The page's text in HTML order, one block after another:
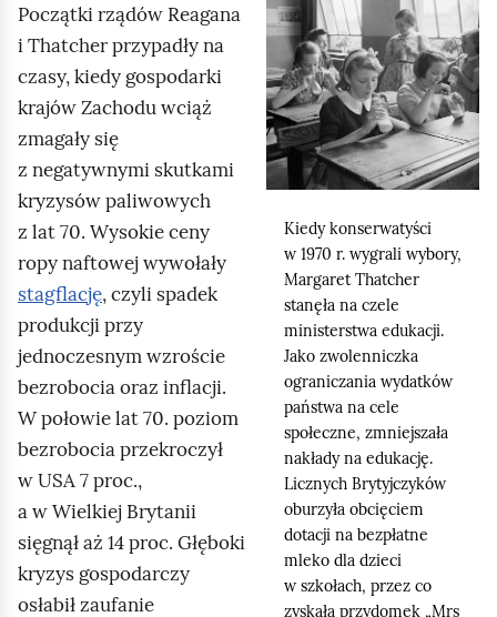
m
i
ć
p
o
d
g
l
ą
d
l
k
n
i
j
Kiedy konserwatyści
w 1970 r. wygrali wybory,
MargaretThatcher
stanęła na czele
ministerstwa edukacji.
Jako zwolenniczka
ograniczania wydatków
państwa na cele
społeczne, zmniejszała
nakłady na edukację.
Licznych Brytyjczyków
oburzyła obcięciem
dotacji na bezpłatne
mleko dla dzieci
w szkołach, przez co
zyskała przydomek „Mrs
Początki rządów Reagana
iThatcherprzypadły na
czasy, kiedy gospodarki
krajów Zachodu wciąż
zmagały się
z negatywnymi skutkami
kryzysów paliwowych
z lat 70. Wysokie ceny
ropy naftowej wywołały
stagflację, czyli spadek
produkcji przy
jednoczesnym wzroście
bezrobocia oraz inflacji.
W połowie lat 70. poziom
bezrobocia przekroczył
w USA 7 proc.,
a w Wielkiej Brytanii
sięgnął aż 14 proc. Głęboki
kryzys gospodarczy
osłabił zaufanie